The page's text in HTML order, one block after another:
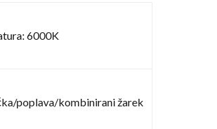
6000K
poplava/kombinirani žarek